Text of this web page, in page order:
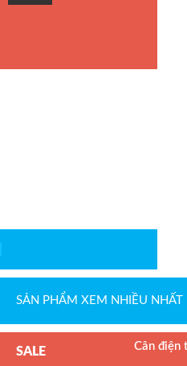
Hãng sản xuất : DIGI
SẢN PHẨM XEM NHIỀU NHẤT
SALE Cân điện